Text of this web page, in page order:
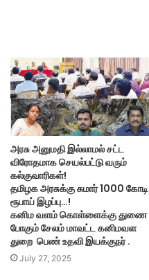
அரசு அனுமதி இல்லாமல் சட்ட
விரோதமாக செயல்பட்டு வரும்
கல்குவாரிகள்!
தமிழக அரசுக்கு சுமார் 1000 கோடி
ரூபாய் இழப்பு…!
கனிம வளம் கொள்ளைக்கு துணை
போகும் சேலம் மாவட்ட கனிமவள
துறை பெண் உதவி இயக்குநர் .
July 27, 2025